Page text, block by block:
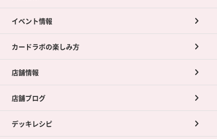
イベント情報
カードラボの楽しみ方
店舗情報
店舗ブログ
デッキレシピ